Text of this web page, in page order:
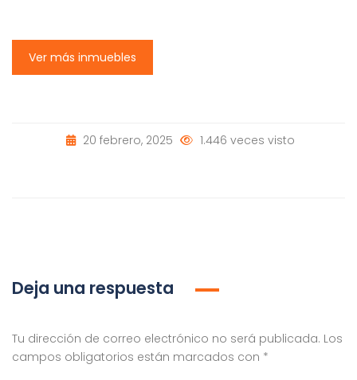
Ver más inmuebles
20 febrero, 2025 1.446 veces visto
Deja una respuesta
Tu dirección de correo electrónico no será publicada. Los
campos obligatorios están marcados con *